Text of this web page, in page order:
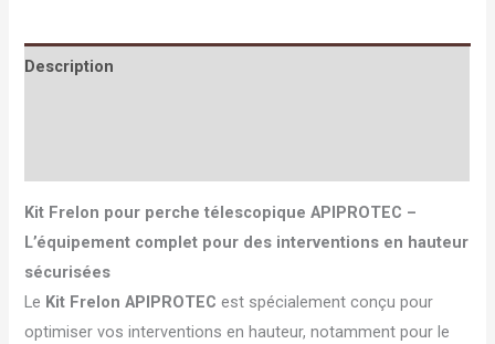
Description
Kit Frelon pour perche télescopique APIPROTEC –
L’équipement complet pour des interventions en hauteur
sécurisées
Le Kit Frelon APIPROTEC est spécialement conçu pour
optimiser vos interventions en hauteur, notamment pour le